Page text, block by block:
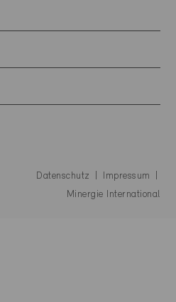
Datenschutz
Impressum
Minergie International